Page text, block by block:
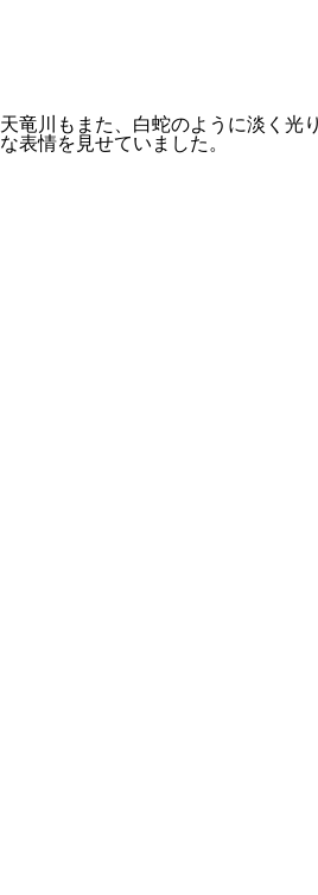
天竜川
もまた、白蛇のように淡く光
な表情を見せていました。